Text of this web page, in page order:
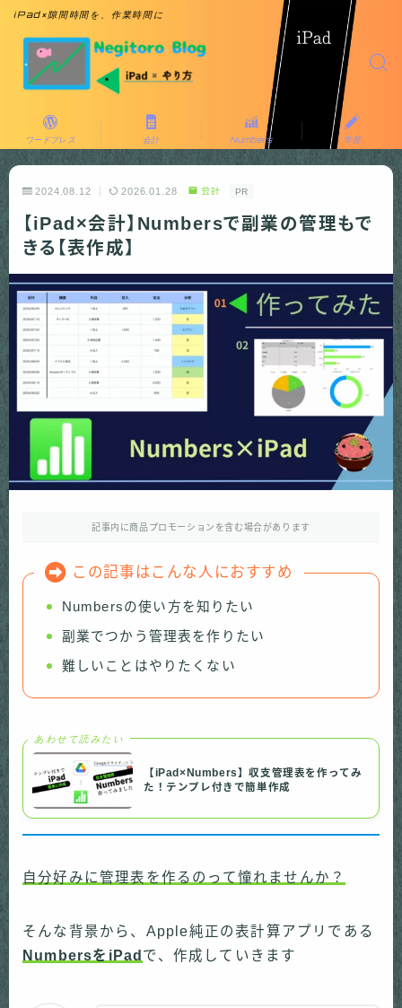
iPad×隙間時間を、作業時間に
ワードプレス 会計 Numbers 学習
2024.08.12 2026.01.28 会計 PR
【iPad×会計】Numbersで副業の管理もで
きる【表作成】
記事内に商品プロモーションを含む場合があります
この記事はこんな人におすすめ
Numbersの使い方を知りたい
副業でつかう管理表を作りたい
難しいことはやりたくない
あわせて読みたい
【iPad×Numbers】収支管理表を作ってみ
た！テンプレ付きで簡単作成
自分好みに管理表を作るのって憧れませんか？
そんな背景から、Apple純正の表計算アプリである
NumbersをiPad で、作成していきます